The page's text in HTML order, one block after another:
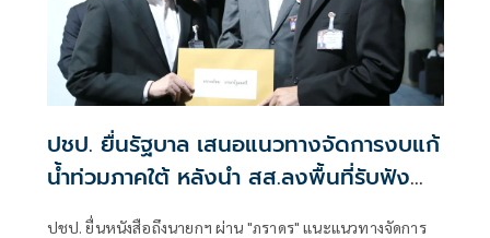
ปชป. ยื่นรัฐบาล เสนอแนวทางจัดการงบแก้
น้ำท่วมภาคใต้ หลังนำ สส.ลงพื้นที่รับฟัง
ประชาชน
ปชป. ยื่นหนังสือถึงนายกฯ ผ่าน "ภราดร" แนะแนวทางจัดการ